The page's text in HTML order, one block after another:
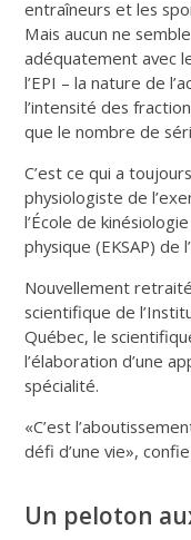
entraîneurs et les
Mais aucun ne
adéquatement avec
l’EPI – la nature de
l’intensité des
que le nombre de
C’est ce qui a
physiologiste de
l’École de
physique (EKSAP) de
Nouvellement
scientifique de
Québec, le
l’élaboration d’une
spécialité.
«C’est
défi d’une vie»,
Un peloton